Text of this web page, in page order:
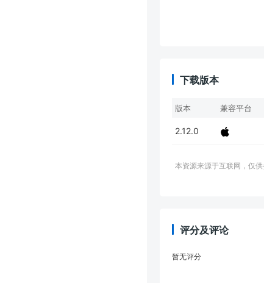
下载版本
版本 兼容平台
2.12.0
本资源来源于互联网，仅
评分及评论
暂无评分